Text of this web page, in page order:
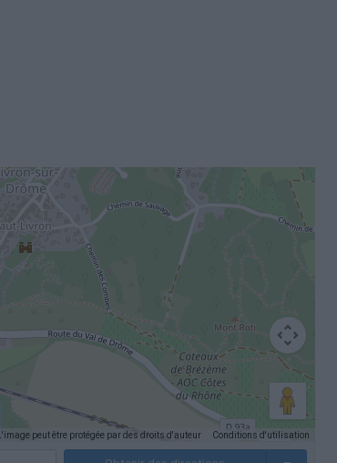
L'image peut être protégée par des droits d'auteur Conditions d'utilisation